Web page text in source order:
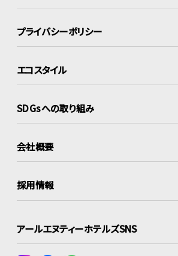
プライバシーポリシー
エコスタイル
SDGsへの取り組み
会社概要
採用情報
アールエヌティーホテルズSNS